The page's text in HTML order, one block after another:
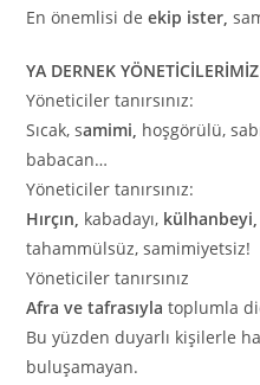
En önemlisi deekip ister,
YA DERNEK YÖNETİCİLERİMİZ
Yöneticiler tanırsınız:
Sıcak, samimi, hoşgörülü,
babacan…
Yöneticiler tanırsınız:
Hırçın, kabadayı, külhanbeyi,
tahammülsüz, samimiyetsiz!
Yöneticiler tanırsınız
Afra ve tafrasıyla toplumla
Bu yüzden duyarlı kişilerle
buluşamayan.